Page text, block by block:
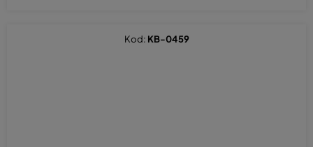
Kod: KB-0459